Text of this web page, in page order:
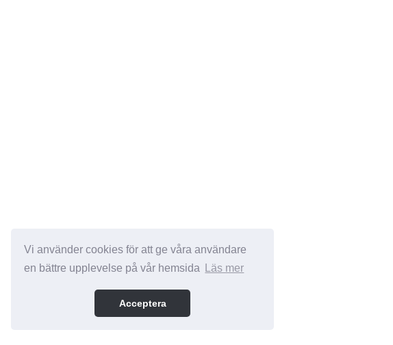
Vi använder cookies för att ge våra användare
en bättre upplevelse på vår hemsida
Läs mer
Acceptera